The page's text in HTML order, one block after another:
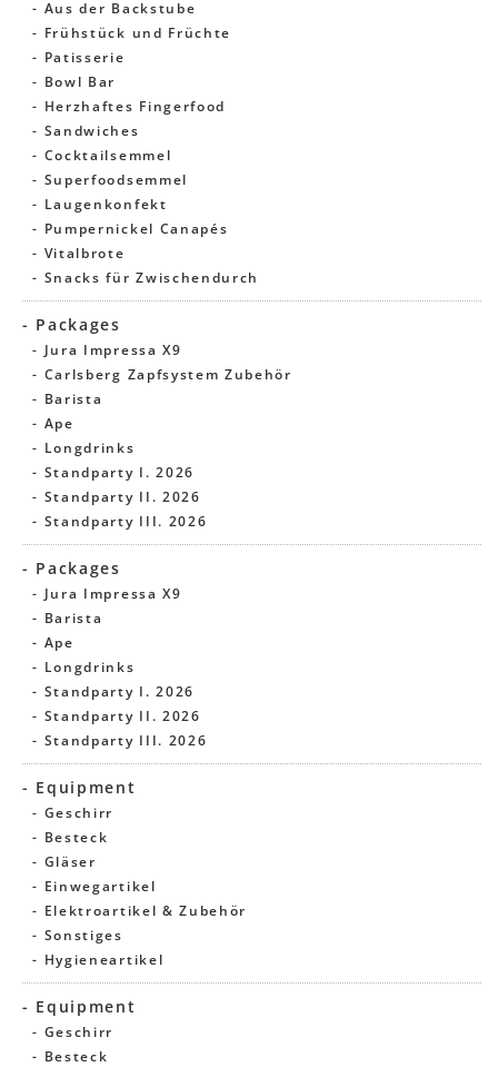
- Aus der Backstube
- Frühstück und Früchte
- Patisserie
- Bowl Bar
- Herzhaftes Fingerfood
- Sandwiches
- Cocktailsemmel
- Superfoodsemmel
- Laugenkonfekt
- Pumpernickel Canapés
- Vitalbrote
- Snacks für Zwischendurch
- Packages
- Jura Impressa X9
- Carlsberg Zapfsystem Zubehör
- Barista
- Ape
- Longdrinks
- Standparty I. 2026
- Standparty II. 2026
- Standparty III. 2026
- Packages
- Jura Impressa X9
- Barista
- Ape
- Longdrinks
- Standparty I. 2026
- Standparty II. 2026
- Standparty III. 2026
- Equipment
- Geschirr
- Besteck
- Gläser
- Einwegartikel
- Elektroartikel & Zubehör
- Sonstiges
- Hygieneartikel
- Equipment
- Geschirr
- Besteck